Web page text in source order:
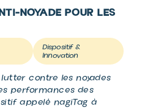
NOYADE POUR LES
Dispositif &
Innovation
contre les noyades
performances des
appelé nagiTag à